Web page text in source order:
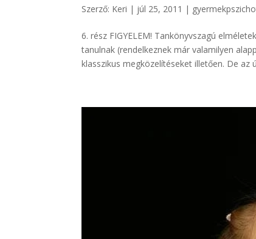
Szerző: Keri | júl 25, 2011 |
6. rész FIGYELEM! Tankönyvszagú
tanulnak (rendelkeznek már valamilyen
klasszikus megközelítéseket illetően. De az